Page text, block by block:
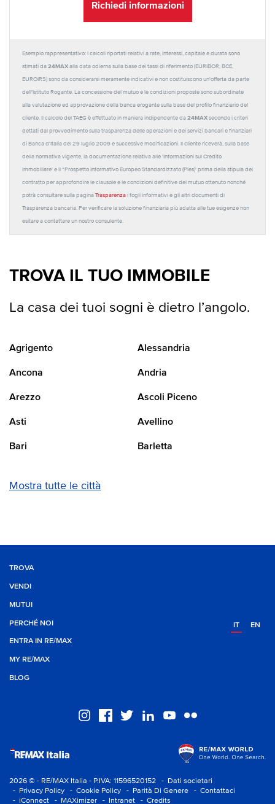
Richiedi informazioni
Esempio rappresentativo: I calcoli riportati relativi a rate, interessi, capitale e durata sono
stimati da 24MAX alla data odierna sulla base dei tassi di riferimento (EURIBOR, BCE,
EUROIRS) sono da considerarsi meramente indicativi e non costituiscono un'offerta da parte
dell'Istituto Rogante. La concessione del mutuo e le condizioni proposte sono subordinate
alla valutazione ed approvazione della banca erogante sulla base del profilo finanziario del
cliente. Il calcolo del TAEG è effettuato in maniera indipendente da 24MAX secondo i criteri
dettati dal provvedimento sulla trasparenza delle operazioni e dei servizi bancari e finanziari
di Banca d'Italia del 29 luglio 2009 e successive modificazioni. Il cliente riceverà, sulla base
della normativa vigente, la documentazione relativa alle 'Informazioni sul Credito
Immobiliare' e il “Prospetto Informativo Europeo Standardizzato (Pies)' prima della stipula del
contratto per approfondire le clausole e le condizioni definitive del mutuo ottenuto nonché
potrà consultare sulla pagina Trasparenza i fogli informativi e gli altri documenti di
Trasparenza bancaria. Per verificare la soluzione finanziaria più adatta alle tue esigenze non
esitare a contattare un nostro consulente.
TROVA IL TUO IMMOBILE
La casa dei tuoi sogni è dietro l’angolo.
Agrigento Alessandria
Ancona Andria
Arezzo Ascoli Piceno
Asti Avellino
Bari Barletta
Mostra tutte le città
TROVA
VENDI
MUTUI
PERCHÉ NOI
ENTRA IN RE/MAX
MY RE/MAX
BLOG
IT EN
2026 © - RE/MAX Italia - P.IVA: 11596520152
- Dati societari
- Privacy Policy
- Cookie Policy - Parità Di Genere
- Contattaci
- iConnect
- MAXimizer - Intranet - Credits